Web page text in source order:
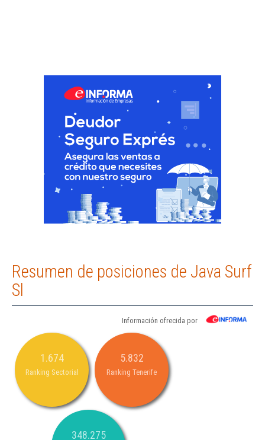
Resumen de posiciones de Java Surf
Sl
Información ofrecida por
1.674
Ranking Sectorial
5.832
Ranking Tenerife
348.275